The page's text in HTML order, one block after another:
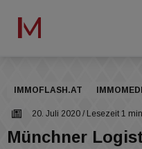
IMMOFLASH.AT
20. Juli 2020 / Lesezeit 1 min
Münchner